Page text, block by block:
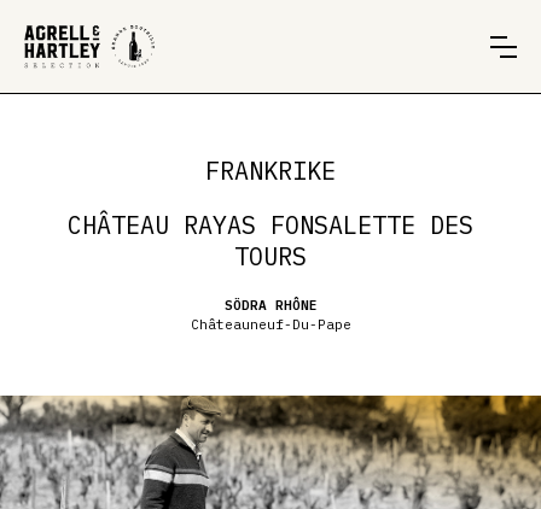
FRANKRIKE
CHÂTEAU RAYAS FONSALETTE DES
TOURS
SÖDRA RHÔNE
Châteauneuf-Du-Pape